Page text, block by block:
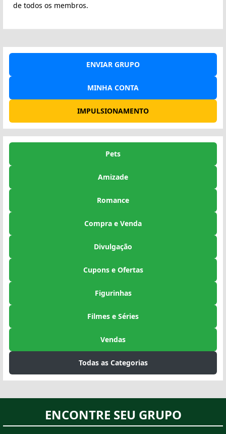
de todos os membros.
ENVIAR GRUPO
MINHA CONTA
IMPULSIONAMENTO
Pets
Amizade
Romance
Compra e Venda
Divulgação
Cupons e Ofertas
Figurinhas
Filmes e Séries
Vendas
Todas as Categorias
ENCONTRE SEU GRUPO